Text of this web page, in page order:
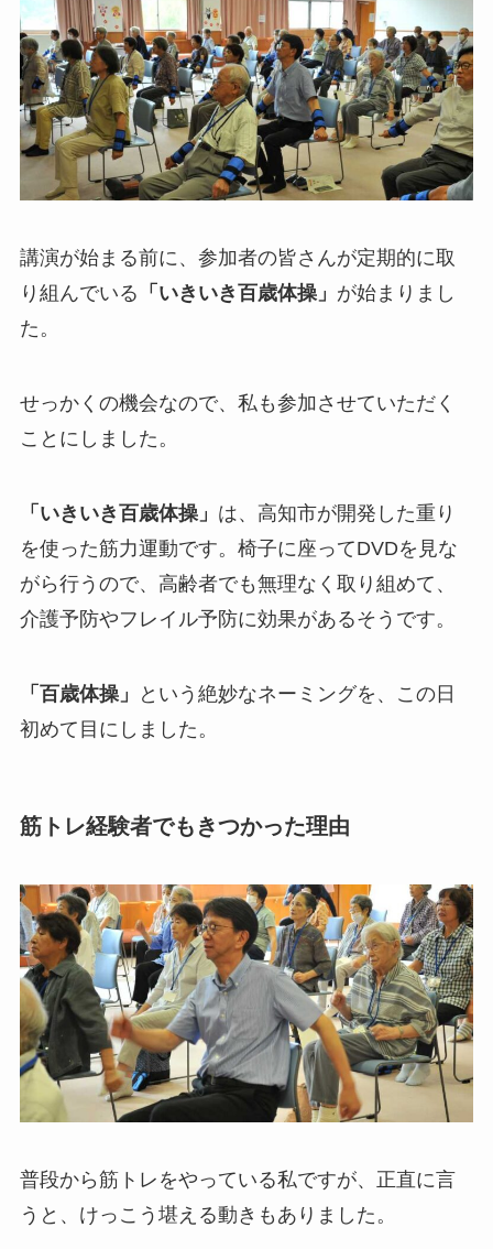
講演が始まる前に、参加者の皆さんが定期的に取
り組んでいる 「いきいき百歳体操」 が始まりまし
た。
せっかくの機会なので、私も参加させていただく
ことにしました。
「いきいき百歳体操」 は、高知市が開発した重り
を使った筋力運動です。椅子に座ってDVDを見な
がら行うので、高齢者でも無理なく取り組めて、
介護予防やフレイル予防に効果があるそうです。
「百歳体操」
という絶妙なネーミングを、この日
初めて目にしました。
筋トレ経験者でもきつかった理由
普段から筋トレをやっている私ですが、正直に言
うと、けっこう堪える動きもありました。